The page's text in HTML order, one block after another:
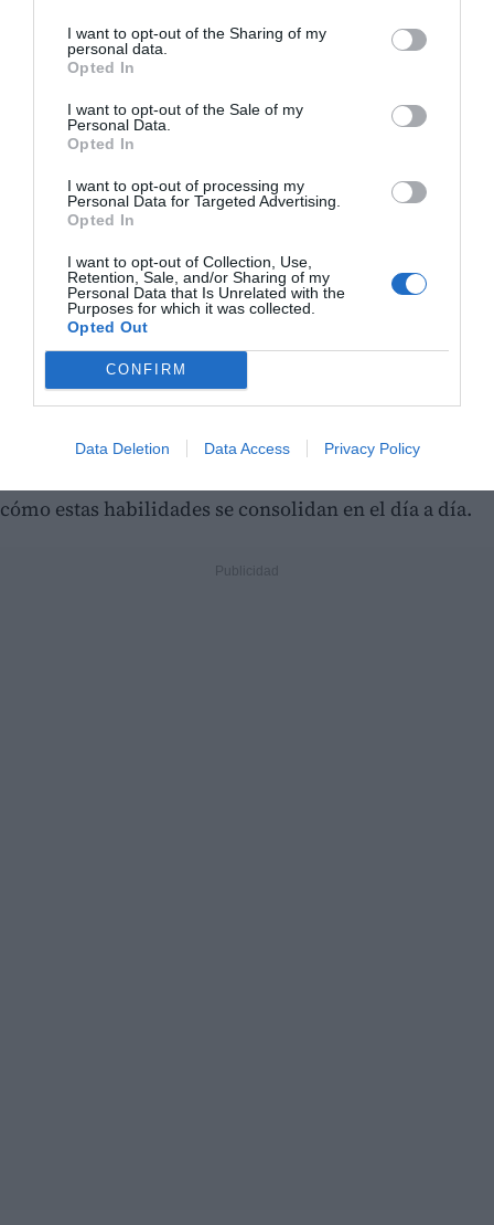
I want to opt-out of the Sharing of my
personal data.
Opted In
I want to opt-out of the Sale of my
Personal Data.
Opted In
I want to opt-out of processing my
Personal Data for Targeted Advertising.
Opted In
I want to opt-out of Collection, Use,
Retention, Sale, and/or Sharing of my
Personal Data that Is Unrelated with the
Purposes for which it was collected.
Opted Out
CONFIRM
Data Deletion Data Access Privacy Policy
determinadas situaciones sociales. A veces vemos
antes la conducta que la dificultad real que hay
detrás”, señala la doctora Carolina Colomer.
En centros comoVithas Valencia Consuelo
neurorrehabilitación en Elche, los profesionales
trabajan diariamente dificultades relacionadas con las
habilidades sociales, la regulación emocional o la
tolerancia a la frustración mediante juegos, historias
sociales, apoyos visuales, dinámicas grupales y
simulaciones cotidianas que permiten a los niños
anticipar, comprender y practicar este tipo de
que gran parte del aprendizaje ocurre fuera del centro
cómo estas habilidades se consolidan en el día a día.